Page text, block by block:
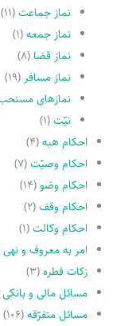
نماز جماعت(۱۱)
نماز جمعه(۱)
نماز قضا(۸)
نماز مسافر (۱۹)
نمازهاى
نیّت(۱)
احکام هبه(۴)
احکام وصیّت(۷)
احکام وضو(۱۴)
احکام وقف(۲)
احکام وکالت(۱)
امر به معروف و نهى
زکات فطره(۳)
مسائل مالی و بانکی
مسائل متفرّقه(۱۰۶)